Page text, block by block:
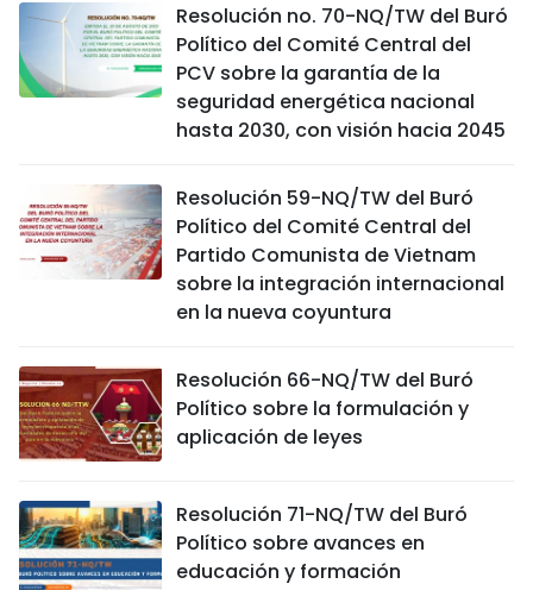
Resolución no. 70-NQ/TW del Buró
Político del Comité Central del
PCV sobre la garantía de la
seguridad energética nacional
hasta 2030, con visión hacia 2045
Resolución 59-NQ/TW del Buró
Político del Comité Central del
Partido Comunista de Vietnam
sobre la integración internacional
en la nueva coyuntura
Resolución 66-NQ/TW del Buró
Político sobre la formulación y
aplicación de leyes
Resolución 71-NQ/TW del Buró
Político sobre avances en
educación y formación